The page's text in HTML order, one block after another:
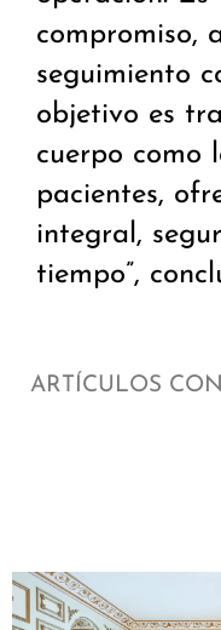
compromiso,
seguimiento
objetivo es
cuerpo como
pacientes,
integral,
tiempo”,
ARTÍCULOS